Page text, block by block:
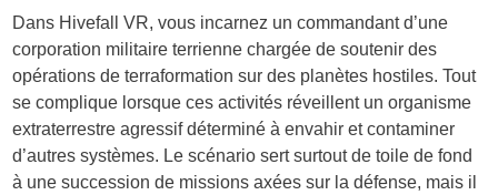
Dans Hivefall VR, vous incarnez un commandant d’une
corporation militaire terrienne chargée de soutenir des
opérations de terraformation sur des planètes hostiles. Tout
se complique lorsque ces activités réveillent un organisme
extraterrestre agressif déterminé à envahir et contaminer
d’autres systèmes. Le scénario sert surtout de toile de fond
à une succession de missions axées sur la défense, mais il